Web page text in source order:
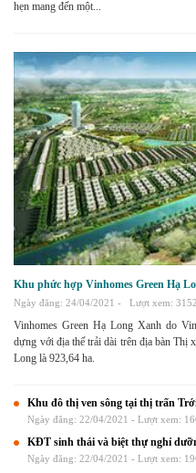
hẹn mang đến một...
Khu phức hợp Vinhomes Green Hạ
Ngày đăng: 24/04/2021 - Lượt xem: 3152
Vinhomes Green Hạ Long Xanh do
dựng với địa thế trải dài trên địa bàn Thị
Long là 923,64 ha.
Khu đô thị ven sông tại thị trấn
Ngày đăng: 22/04/2021 -Lượt xem:
KĐT sinh thái và biệt thự nghỉ
Ngày đăng: 22/04/2021 -Lượt xem: